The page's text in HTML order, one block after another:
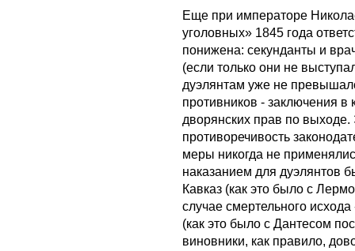
Еще при императоре
уголовных» 1845 года
понижена: секунданты и
(если только они не
дуэлянтам уже не
противников - заключения в
дворянских прав по
противоречивость
меры никогда не
наказанием для дуэлянтов
Кавказ (как это было с
случае смертельного
(как это было с Дантесом
виновники, как правило,